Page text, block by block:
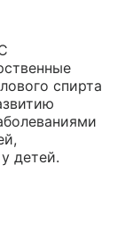
спирта
детей.